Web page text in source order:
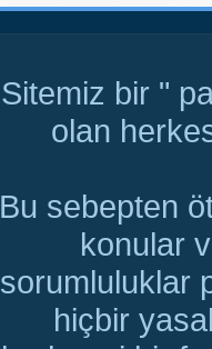
Sitemiz bir "
olan
Bu sebepten
konular
sorumluluklar
hiçbir